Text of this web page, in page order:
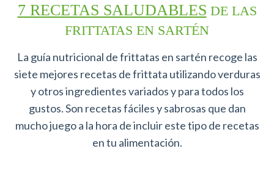
7 RECETAS SALUDABLES DE LAS
FRITTATAS EN SARTÉN
La guía nutricional de frittatas en sartén recoge las
siete mejores recetas de frittata utilizando verduras
y otros ingredientes variados y para todos los
gustos. Son recetas fáciles y sabrosas que dan
mucho juego a la hora de incluir este tipo de recetas
en tu alimentación.